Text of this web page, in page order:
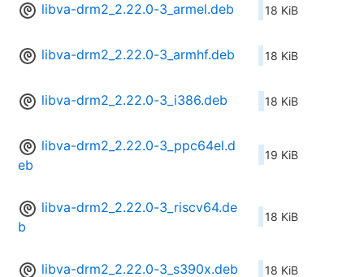
libva-drm2_2.22.0-3_armel.deb 18 KiB
libva-drm2_2.22.0-3_armhf.deb 18 KiB
libva-drm2_2.22.0-3_i386.deb 18 KiB
libva-drm2_2.22.0-3_ppc64el.d
eb
19 KiB
libva-drm2_2.22.0-3_riscv64.de
b
18 KiB
libva-drm2_2.22.0-3_s390x.deb 18 KiB